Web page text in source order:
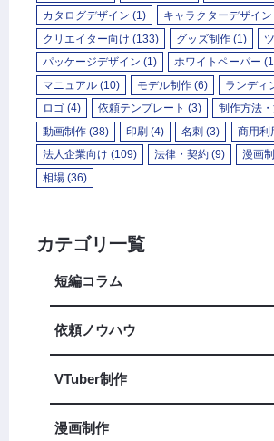
カタログデザイン (1) キャラクターデザイン
クリエイター向け (133) グッズ制作 (1)
パッケージデザイン (1) ホワイトペーパー
マニュアル (10) モデル制作 (6) ランディ
ロゴ (4) 依頼テンプレート (3) 制作方法
動画制作 (38) 印刷 (4) 名刺 (3) 商用利
法人企業向け (109) 法律・契約 (9) 漫画
相場 (36)
カテゴリ一覧
短編コラム
依頼ノウハウ
VTuber制作
漫画制作